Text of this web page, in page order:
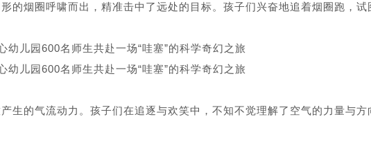
的烟圈呼啸而出，精准击中了远处的目标。孩子们兴奋地追着烟圈跑，试
生的气流动力。孩子们在追逐与欢笑中，不知不觉理解了空气的力量与方